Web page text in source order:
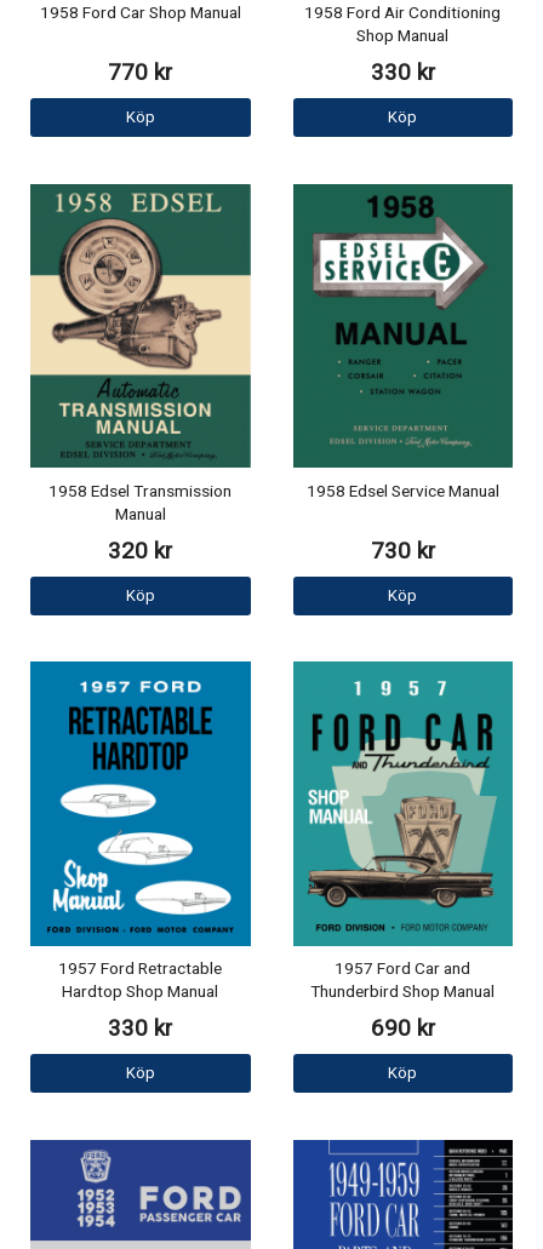
1958 Ford Car Shop Manual
770 kr
Köp
1958 Ford Air Conditioning
Shop Manual
330 kr
Köp
1958 Edsel Transmission
Manual
320 kr
Köp
1958 Edsel Service Manual
730 kr
Köp
1957 Ford Retractable
Hardtop Shop Manual
330 kr
Köp
1957 Ford Car and
Thunderbird Shop Manual
690 kr
Köp